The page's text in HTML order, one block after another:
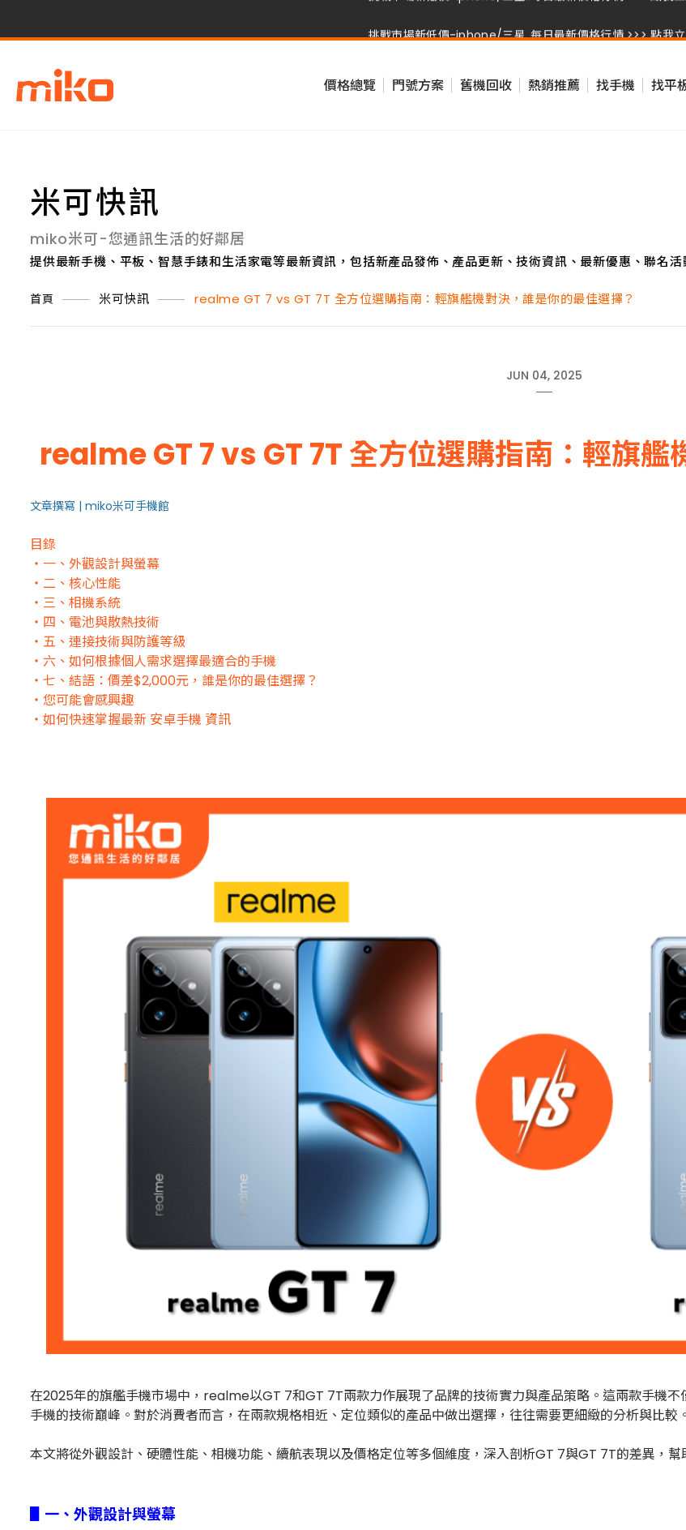
挑戰市場新低價-iphone/三星..每日最新價格行情 >>> 點我立
價格總覽 門號方案 舊機回收 熱銷推薦 找手機 找平
米可快訊
miko米可-您通訊生活的好鄰居
提供最新手機、平板、智慧手錶和生活家電等最新資訊，包括新產品發佈、產品更新、技術資訊、最新優惠、聯名活
首頁 米可快訊 realme GT 7 vs GT 7T 全方位選購指南：輕旗艦機對決，誰是你的最佳選擇？
JUN 04, 2025
realme GT 7 vs GT 7T 全方位選購指南：輕旗艦
文章撰寫 | miko米可手機館
目錄
・一、外觀設計與螢幕
・二、核心性能
・三、相機系統
・四、電池與散熱技術
・五、連接技術與防護等級
・六、如何根據個人需求選擇最適合的手機
・七、結語：價差$2,000元，誰是你的最佳選擇？
・您可能會感興趣
・如何快速掌握最新 安卓手機 資訊
在2025年的旗艦手機市場中，realme以GT 7和GT 7T兩款力作展現了品牌的技術實力與產品策略。這兩款手機
手機的技術巔峰。對於消費者而言，在兩款規格相近、定位類似的產品中做出選擇，往往需要更細緻的分析與比較。
本文將從外觀設計、硬體性能、相機功能、續航表現以及價格定位等多個維度，深入剖析GT 7與GT 7T的差異，
▋一、外觀設計與螢幕